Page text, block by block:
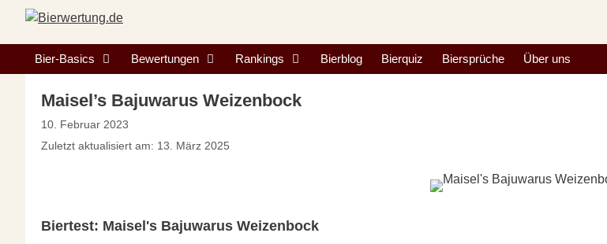
springen
Bier-Basics Bewertungen Rankings Bierblog Bierquiz Biersprüche Über uns
Maisel’s Bajuwarus Weizenbock
10. Februar 2023
Zuletzt aktualisiert am: 13. März 2025
Biertest: Maisel's Bajuwarus Weizenbock